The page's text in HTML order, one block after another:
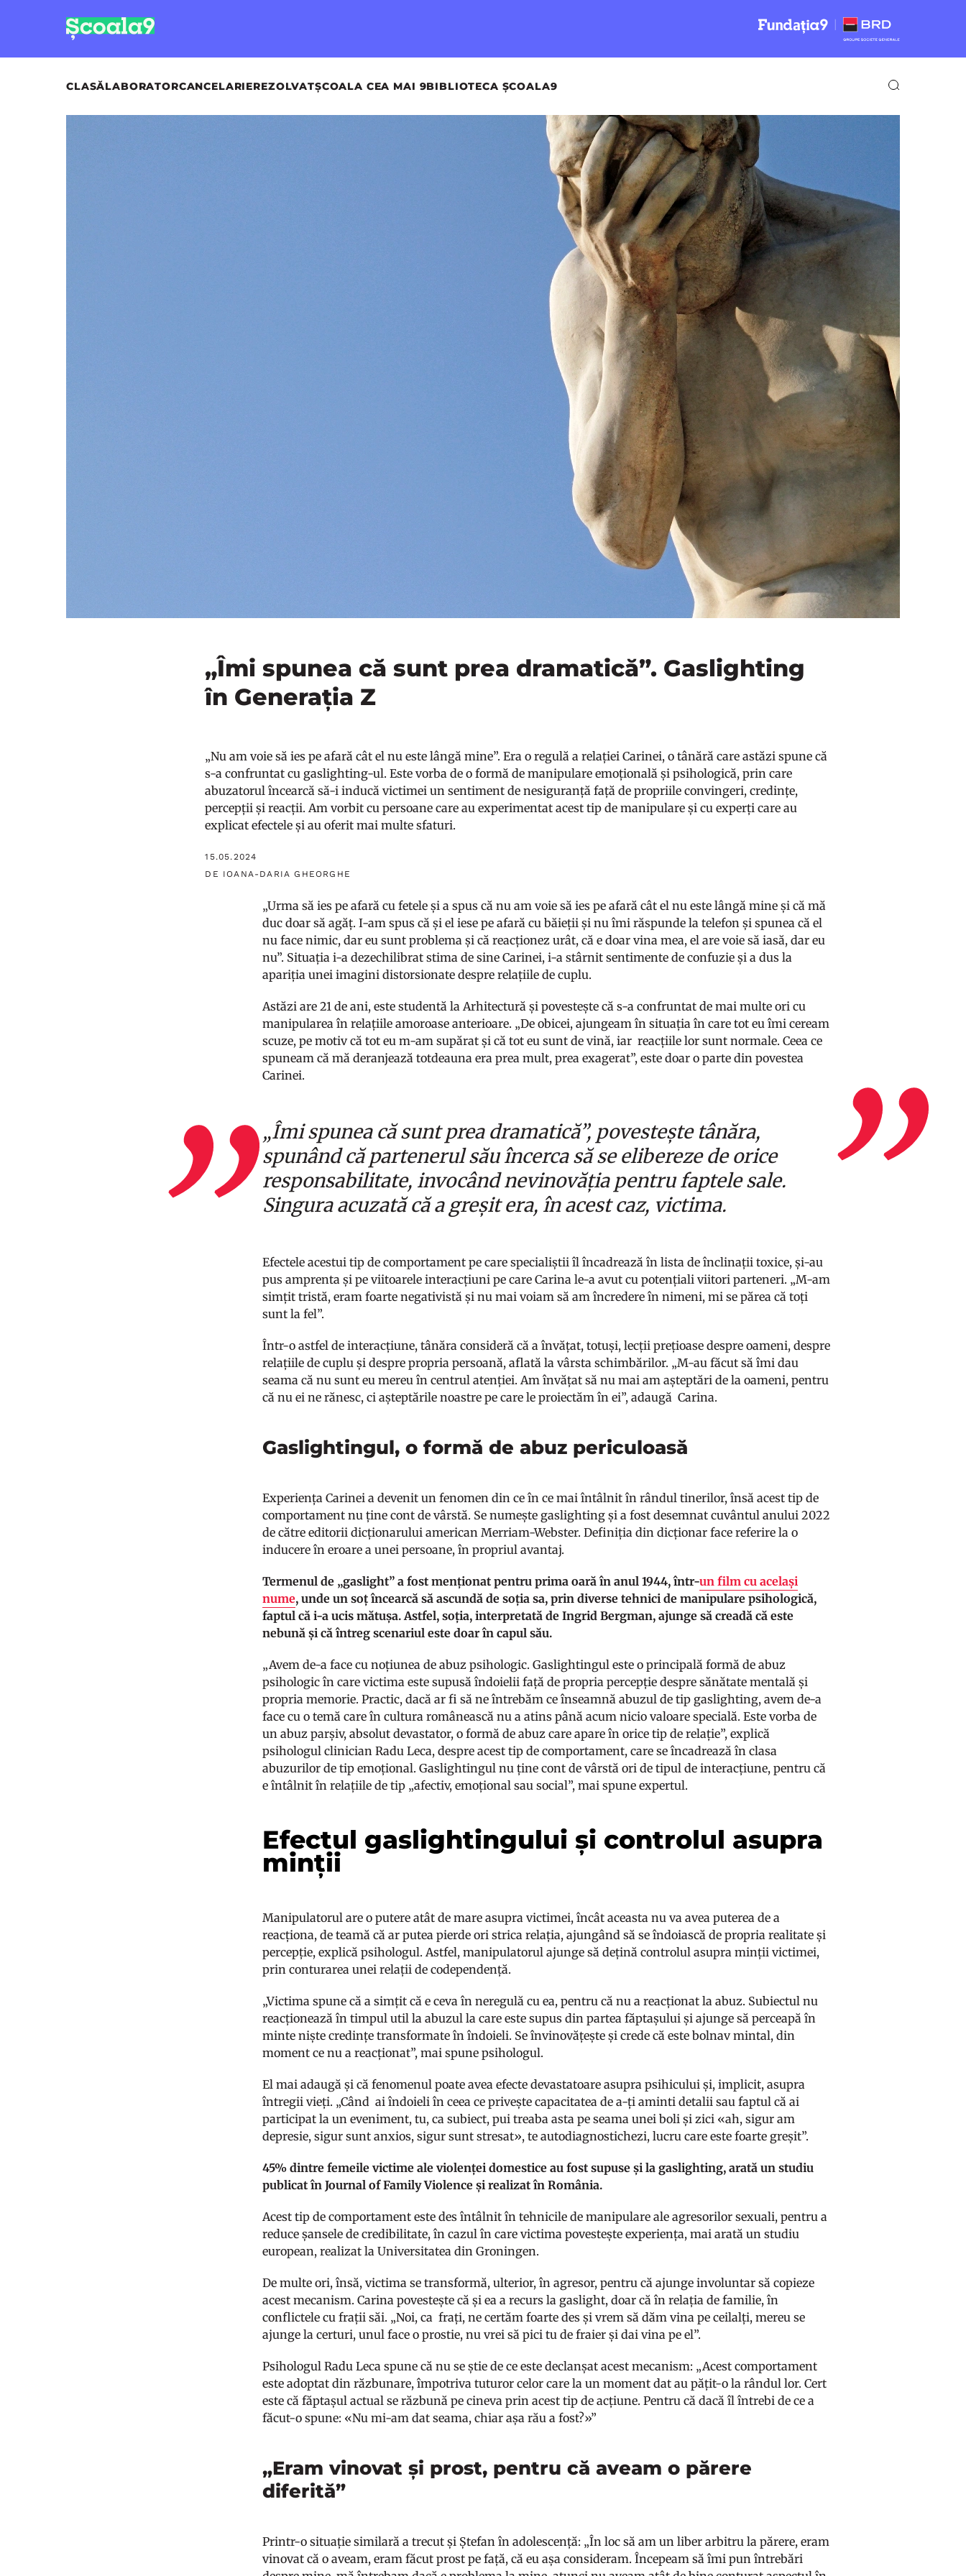
CLASĂLABORATORCANCELARIEREZOLVATȘCOALA CEA MAI 9BIBLIOTECA ȘCOALA9
„Îmi spunea că sunt prea dramatică”. Gaslighting
în Generația Z
„Nu am voie să ies pe afară cât el nu este lângă mine”. Era o regulă a relației Carinei, o tânără care astăzi spune că
s-a confruntat cu gaslighting-ul. Este vorba de o formă de manipulare emoțională și psihologică, prin care
abuzatorul încearcă să-i inducă victimei un sentiment de nesiguranță față de propriile convingeri, credințe,
percepții și reacții. Am vorbit cu persoane care au experimentat acest tip de manipulare și cu experți care au
explicat efectele și au oferit mai multe sfaturi.
15.05.2024
DE IOANA-DARIA GHEORGHE
„Urma să ies pe afară cu fetele și a spus că nu am voie să ies pe afară cât el nu este lângă mine și că mă
duc doar să agăț. I-am spus că și el iese pe afară cu băieții și nu îmi răspunde la telefon și spunea că el
nu face nimic, dar eu sunt problema și că reacționez urât, că e doar vina mea, el are voie să iasă, dar eu
nu”. Situația i-a dezechilibrat stima de sine Carinei, i-a stârnit sentimente de confuzie și a dus la
apariția unei imagini distorsionate despre relațiile de cuplu.
Astăzi are 21 de ani, este studentă la Arhitectură și povestește că s-a confruntat de mai multe ori cu
manipularea în relațiile amoroase anterioare. „De obicei, ajungeam în situația în care tot eu îmi ceream
scuze, pe motiv că tot eu m-am supărat și că tot eu sunt de vină, iar reacțiile lor sunt normale. Ceea ce
spuneam că mă deranjează totdeauna era prea mult, prea exagerat”, este doar o parte din povestea
Carinei.
„Îmi spunea că sunt prea dramatică”, povestește tânăra,
spunând că partenerul său încerca să se elibereze de orice
responsabilitate, invocând nevinovăția pentru faptele sale.
Singura acuzată că a greșit era, în acest caz, victima.
Efectele acestui tip de comportament pe care specialiștii îl încadrează în lista de înclinații toxice, și-au
pus amprenta și pe viitoarele interacțiuni pe care Carina le-a avut cu potențiali viitori parteneri. „M-am
simțit tristă, eram foarte negativistă și nu mai voiam să am încredere în nimeni, mi se părea că toți
sunt la fel”.
Într-o astfel de interacțiune, tânăra consideră că a învățat, totuși, lecții prețioase despre oameni, despre
relațiile de cuplu și despre propria persoană, aflată la vârsta schimbărilor. „M-au făcut să îmi dau
seama că nu sunt eu mereu în centrul atenției. Am învățat să nu mai am așteptări de la oameni, pentru
că nu ei ne rănesc, ci așteptările noastre pe care le proiectăm în ei”, adaugă Carina.
Gaslightingul, o formă de abuz periculoasă
Experiența Carinei a devenit un fenomen din ce în ce mai întâlnit în rândul tinerilor, însă acest tip de
comportament nu ține cont de vârstă. Se numește gaslighting și a fost desemnat cuvântul anului 2022
de către editorii dicționarului american Merriam-Webster. Definiția din dicționar face referire la o
inducere în eroare a unei persoane, în propriul avantaj.
Termenul de „gaslight” a fost menționat pentru prima oară în anul 1944, într-un film cu același
nume, unde un soț încearcă să ascundă de soția sa, prin diverse tehnici de manipulare psihologică,
faptul că i-a ucis mătușa. Astfel, soția, interpretată de Ingrid Bergman, ajunge să creadă că este
nebună și că întreg scenariul este doar în capul său.
„Avem de-a face cu noțiunea de abuz psihologic. Gaslightingul este o principală formă de abuz
psihologic în care victima este supusă îndoielii față de propria percepție despre sănătate mentală și
propria memorie. Practic, dacă ar fi să ne întrebăm ce înseamnă abuzul de tip gaslighting, avem de-a
face cu o temă care în cultura românească nu a atins până acum nicio valoare specială. Este vorba de
un abuz parșiv, absolut devastator, o formă de abuz care apare în orice tip de relație”, explică
psihologul clinician Radu Leca, despre acest tip de comportament, care se încadrează în clasa
abuzurilor de tip emoțional. Gaslightingul nu ține cont de vârstă ori de tipul de interacțiune, pentru că
e întâlnit în relațiile de tip „afectiv, emoțional sau social”, mai spune expertul.
Efectul gaslightingului și controlul asupra
minții
Manipulatorul are o putere atât de mare asupra victimei, încât aceasta nu va avea puterea de a
reacționa, de teamă că ar putea pierde ori strica relația, ajungând să se îndoiască de propria realitate și
percepție, explică psihologul. Astfel, manipulatorul ajunge să dețină controlul asupra minții victimei,
prin conturarea unei relații de codependență.
„Victima spune că a simțit că e ceva în neregulă cu ea, pentru că nu a reacționat la abuz. Subiectul nu
reacționează în timpul util la abuzul la care este supus din partea făptașului și ajunge să perceapă în
minte niște credințe transformate în îndoieli. Se învinovățește și crede că este bolnav mintal, din
moment ce nu a reacționat”, mai spune psihologul.
El mai adaugă și că fenomenul poate avea efecte devastatoare asupra psihicului și, implicit, asupra
întregii vieți. „Când ai îndoieli în ceea ce privește capacitatea de a-ți aminti detalii sau faptul că ai
participat la un eveniment, tu, ca subiect, pui treaba asta pe seama unei boli și zici «ah, sigur am
depresie, sigur sunt anxios, sigur sunt stresat», te autodiagnostichezi, lucru care este foarte greșit”.
45% dintre femeile victime ale violenței domestice au fost supuse și la gaslighting, arată un studiu
publicat în Journal of Family Violence și realizat în România.
Acest tip de comportament este des întâlnit în tehnicile de manipulare ale agresorilor sexuali, pentru a
reduce șansele de credibilitate, în cazul în care victima povestește experiența, mai arată un studiu
european, realizat la Universitatea din Groningen.
De multe ori, însă, victima se transformă, ulterior, în agresor, pentru că ajunge involuntar să copieze
acest mecanism. Carina povestește că și ea a recurs la gaslight, doar că în relația de familie, în
conflictele cu frații săi. „Noi, ca frați, ne certăm foarte des și vrem să dăm vina pe ceilalți, mereu se
ajunge la certuri, unul face o prostie, nu vrei să pici tu de fraier și dai vina pe el”.
Psihologul Radu Leca spune că nu se știe de ce este declanșat acest mecanism: „Acest comportament
este adoptat din răzbunare, împotriva tuturor celor care la un moment dat au pățit-o la rândul lor. Cert
este că făptașul actual se răzbună pe cineva prin acest tip de acțiune. Pentru că dacă îl întrebi de ce a
făcut-o spune: «Nu mi-am dat seama, chiar așa rău a fost?»”
„Eram vinovat și prost, pentru că aveam o părere
diferită”
Printr-o situație similară a trecut și Ștefan în adolescență: „În loc să am un liber arbitru la părere, eram
vinovat că o aveam, eram făcut prost pe față, că eu așa consideram. Începeam să îmi pun întrebări